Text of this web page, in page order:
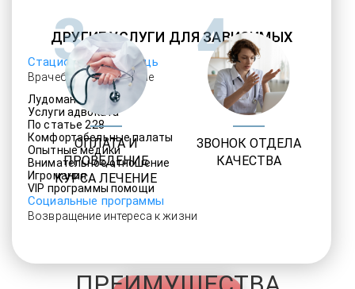
ДРУГИЕ УСЛУГИ ДЛЯ ЗАВИСИМЫХ
Стационарная помощь
Врачебное наблюдение
Лудомания
Услуги адвоката
По статье 228
Комфортабельные палаты
Опытные медики
Внимательное отношение
Игромания
VIP программы помощи
Социальные программы
Возвращение интереса к жизни
3
ОПЛАТА И
ПРОВЕДЕНИЕ
КУРСА ЛЕЧЕНИЕ
4
ЗВОНОК ОТДЕЛА
КАЧЕСТВА